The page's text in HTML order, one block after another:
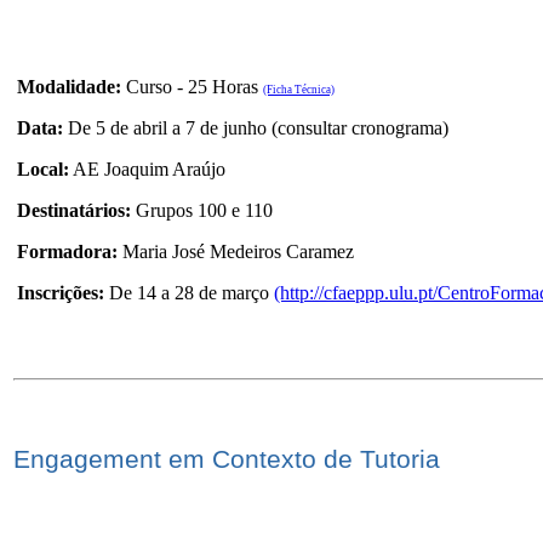
Modalidade: Curso - 25 Horas (Ficha Técnica)
Data: De 5 de abril a 7 de junho (consultar cronograma)
Local: AE Joaquim Araújo
Destinatários: Grupos 100 e 110
Formadora: Maria José Medeiros Caramez
Inscrições: De 14 a 28 de março (http://cfaeppp.ulu.pt/
Engagement em Contexto de Tutoria